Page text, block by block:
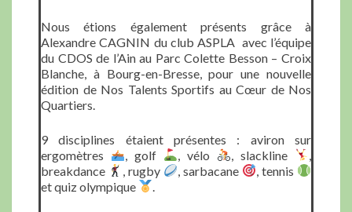
Nous étions également présents grâce à
Alexandre CAGNIN du club ASPLA avec l’équipe
du CDOS de l’Ain au Parc Colette Besson – Croix
Blanche, à Bourg-en-Bresse, pour une nouvelle
édition de Nos Talents Sportifs au Cœur de Nos
Quartiers.
9 disciplines étaient présentes : aviron sur
ergomètres
, golf , vélo , slackline
breakdance
, rugby , sarbacane
, tennis
et quiz olympique